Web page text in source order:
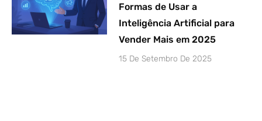
Formas de Usar a
Inteligência Artificial para
Vender Mais em 2025
15 De Setembro De 2025